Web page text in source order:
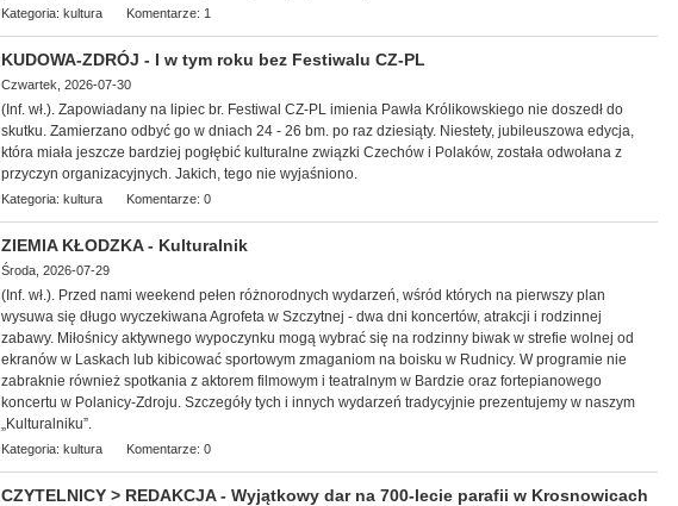
Kategoria: kultura Komentarze: 1
KUDOWA-ZDRÓJ - I w tym roku bez Festiwalu CZ-PL
Czwartek, 2026-07-30
(Inf. wł.). Zapowiadany na lipiec br. Festiwal CZ-PL imienia Pawła Królikowskiego nie doszedł do
skutku. Zamierzano odbyć go w dniach 24 - 26 bm. po raz dziesiąty. Niestety, jubileuszowa edycja,
która miała jeszcze bardziej pogłębić kulturalne związki Czechów i Polaków, została odwołana z
przyczyn organizacyjnych. Jakich, tego nie wyjaśniono.
Kategoria: kultura Komentarze: 0
ZIEMIA KŁODZKA - Kulturalnik
Środa, 2026-07-29
(Inf. wł.). Przed nami weekend pełen różnorodnych wydarzeń, wśród których na pierwszy plan
wysuwa się długo wyczekiwana Agrofeta w Szczytnej - dwa dni koncertów, atrakcji i rodzinnej
zabawy. Miłośnicy aktywnego wypoczynku mogą wybrać się na rodzinny biwak w strefie wolnej od
ekranów w Laskach lub kibicować sportowym zmaganiom na boisku w Rudnicy. W programie nie
zabraknie również spotkania z aktorem filmowym i teatralnym w Bardzie oraz fortepianowego
koncertu w Polanicy-Zdroju. Szczegóły tych i innych wydarzeń tradycyjnie prezentujemy w naszym
„Kulturalniku”.
Kategoria: kultura Komentarze: 0
CZYTELNICY > REDAKCJA - Wyjątkowy dar na 700-lecie parafii w Krosnowicach